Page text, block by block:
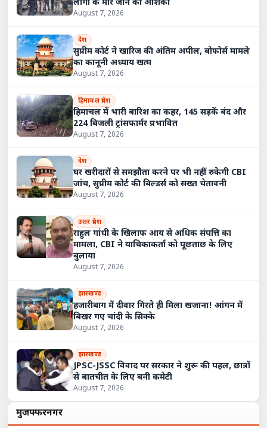
लोगों के मारे जाने की आशंका
August 7, 2026
देश
सुप्रीम कोर्ट ने खारिज की अंतिम अपील, बोफोर्स मामले
का कानूनी अध्याय खत्म
August 7, 2026
हिमाचल प्रदेश
हिमाचल में भारी बारिश का कहर, 145 सड़कें बंद और
224 बिजली ट्रांसफार्मर प्रभावित
August 7, 2026
देश
घर खरीदारों से समझौता करने पर भी नहीं रुकेगी CBI
जांच, सुप्रीम कोर्ट की बिल्डर्स को सख्त चेतावनी
August 7, 2026
उत्तर प्रदेश
राहुल गांधी के खिलाफ आय से अधिक संपत्ति का
मामला, CBI ने याचिकाकर्ता को पूछताछ के लिए
बुलाया
August 7, 2026
झारखण्ड
हजारीबाग में दीवार गिरते ही मिला खजाना! आंगन में
बिखर गए चांदी के सिक्के
August 7, 2026
झारखण्ड
JPSC-JSSC विवाद पर सरकार ने शुरू की पहल, छात्रों
से बातचीत के लिए बनी कमेटी
August 7, 2026
मुजफ्फरनगर